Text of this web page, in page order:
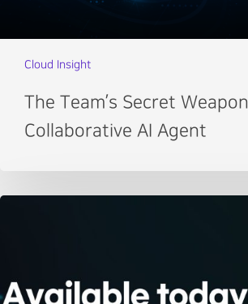
Cloud Insight
The Team’s Secret Weapon
Collaborative AI Agent